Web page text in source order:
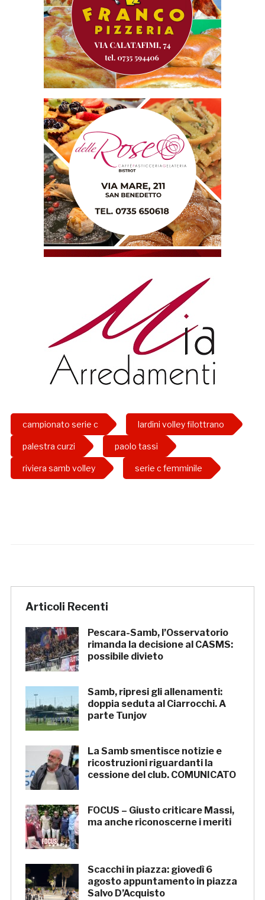
campionato serie c lardini volley filottrano
palestra curzi paolo tassi
riviera samb volley serie c femminile
Articoli Recenti
Pescara-Samb, l’Osservatorio
rimanda la decisione al CASMS:
possibile divieto
Samb, ripresi gli allenamenti:
doppia seduta al Ciarrocchi. A
parte Tunjov
La Samb smentisce notizie e
ricostruzioni riguardanti la
cessione del club. COMUNICATO
FOCUS – Giusto criticare Massi,
ma anche riconoscerne i meriti
Scacchi in piazza: giovedì 6
agosto appuntamento in piazza
Salvo D’Acquisto